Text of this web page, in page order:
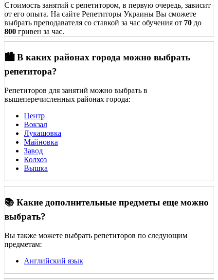
Стоимость занятий с репетитором, в первую очередь, зависит
от его опыта. На сайте Репетиторы Украины Вы сможете
выбрать преподавателя со ставкой за час обучения от 70 до
800 гривен за час.
🏙️ В каких районах города можно выбрать
репетитора?
Репетиторов для занятий можно выбрать в
вышеперечисленных районах города:
Центр
Вокзал
Лукашовка
Майновка
Завод
Колхоз
Вышка
📚 Какие дополнительные предметы еще можно
выбрать?
Вы также можете выбрать репетиторов по следующим
предметам:
Английский язык